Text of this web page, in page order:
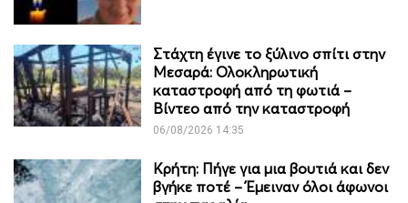
Στάχτη έγινε το ξύλινο σπίτι στην
Μεσαρά: Ολοκληρωτική
καταστροφή από τη φωτιά –
Βίντεο από την καταστροφή
06/08/2026 14:35
Κρήτη: Πήγε για μια βουτιά και δεν
βγήκε ποτέ – Έμειναν όλοι άφωνοι